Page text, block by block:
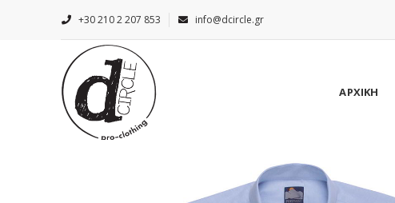
+30 210 2 207 853 info@dcircle.gr
ΑΡΧΙΚΗ